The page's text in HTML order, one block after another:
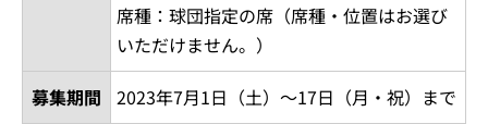
席種：球団指定の席（席種・位置はお選び
いただけません。）
募集期間
2023年7月1日（土）～17日（月・祝）まで